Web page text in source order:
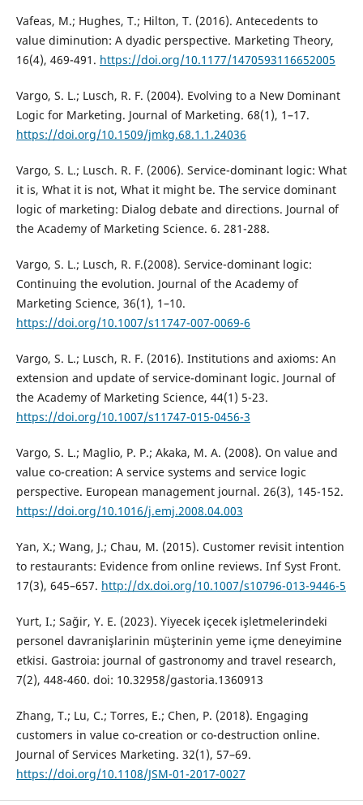
Vafeas, M.; Hughes, T.; Hilton, T. (2016). Antecedents to
value diminution: A dyadic perspective. Marketing Theory,
16(4), 469-491. https://doi.org/10.1177/1470593116652005
Vargo, S. L.; Lusch, R. F. (2004). Evolving to a New Dominant
Logic for Marketing. Journal of Marketing. 68(1), 1–17.
https://doi.org/10.1509/jmkg.68.1.1.24036
Vargo, S. L.; Lusch. R. F. (2006). Service-dominant logic: What
it is, What it is not, What it might be. The service dominant
logic of marketing: Dialog debate and directions. Journal of
the Academy of Marketing Science. 6. 281-288.
Vargo, S. L.; Lusch, R. F.(2008). Service-dominant logic:
Continuing the evolution. Journal of the Academy of
Marketing Science, 36(1), 1–10.
https://doi.org/10.1007/s11747-007-0069-6
Vargo, S. L.; Lusch, R. F. (2016). Institutions and axioms: An
extension and update of service-dominant logic. Journal of
the Academy of Marketing Science, 44(1) 5-23.
https://doi.org/10.1007/s11747-015-0456-3
Vargo, S. L.; Maglio, P. P.; Akaka, M. A. (2008). On value and
value co-creation: A service systems and service logic
perspective. European management journal. 26(3), 145-152.
https://doi.org/10.1016/j.emj.2008.04.003
Yan, X.; Wang, J.; Chau, M. (2015). Customer revisit intention
to restaurants: Evidence from online reviews. Inf Syst Front.
17(3), 645–657. http://dx.doi.org/10.1007/s10796-013-9446-5
Yurt, I.; Sağir, Y. E. (2023). Yi̇yecek i̇çecek i̇şletmeleri̇ndeki̇
personel davranişlarinin müşteri̇ni̇n yeme i̇çme deneyi̇mi̇ne
etki̇si̇. Gastroia: journal of gastronomy and travel research,
7(2), 448-460. doi: 10.32958/gastoria.1360913
Zhang, T.; Lu, C.; Torres, E.; Chen, P. (2018). Engaging
customers in value co-creation or co-destruction online.
Journal of Services Marketing. 32(1), 57–69.
https://doi.org/10.1108/JSM-01-2017-0027